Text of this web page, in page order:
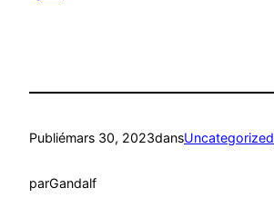
Publiémars 30, 2023dansUncategorized
parGandalf